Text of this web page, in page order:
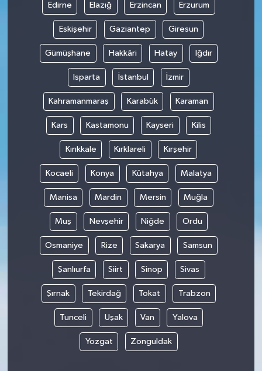
Edirne Elazığ Erzincan Erzurum
Eskişehir Gaziantep Giresun
Gümüşhane Hakkâri Hatay Iğdır
Isparta İstanbul İzmir
Kahramanmaraş Karabük Karaman
Kars Kastamonu Kayseri Kilis
Kırıkkale Kırklareli Kırşehir
Kocaeli Konya Kütahya Malatya
Manisa Mardin Mersin Muğla
Muş Nevşehir Niğde Ordu
Osmaniye Rize Sakarya Samsun
Şanlıurfa Siirt Sinop Sivas
Şırnak Tekirdağ Tokat Trabzon
Tunceli Uşak Van Yalova
Yozgat Zonguldak